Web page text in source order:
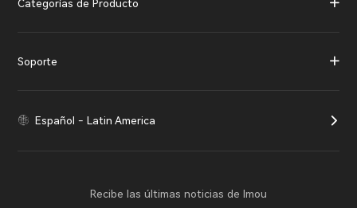
Categorías de Producto
Soporte
Español - Latin America
Recibe las últimas noticias de Imou